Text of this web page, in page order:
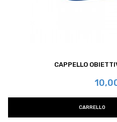
CAPPELLO
Prezzo
CARRELLO